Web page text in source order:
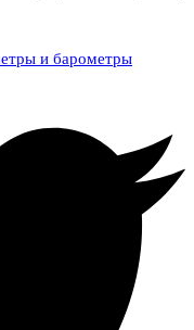
и барометры